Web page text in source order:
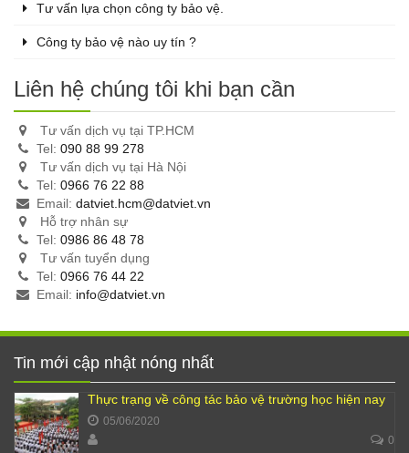
Tư vấn lựa chọn công ty bảo vệ.
Công ty bảo vệ nào uy tín ?
Liên hệ chúng tôi khi bạn cần
Tư vấn dịch vụ tại TP.HCM
Tel: 090 88 99 278
Tư vấn dịch vụ tại Hà Nội
Tel: 0966 76 22 88
Email: datviet.hcm@datviet.vn
Hỗ trợ nhân sự
Tel: 0986 86 48 78
Tư vấn tuyển dụng
Tel: 0966 76 44 22
Email: info@datviet.vn
Tin mới cập nhật nóng nhất
Thực trạng về công tác bảo vệ trường học hiện nay
05/06/2020
0